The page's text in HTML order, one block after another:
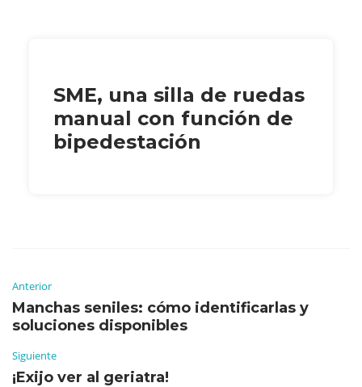
SME, una silla de ruedas
manual con función de
bipedestación
Anterior
Manchas seniles: cómo identificarlas y
soluciones disponibles
Siguiente
¡Exijo ver al geriatra!